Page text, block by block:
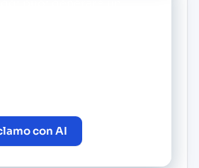
con AI